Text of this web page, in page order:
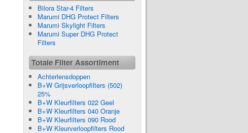
Bilora Star-4 Filters
Marumi DHG Protect Filters
Marumi Skylight Filters
Marumi Super DHG Protect
Filters
Totale Filter Assortiment
Achterlensdoppen
B+W Grijsverloopfilters (502)
25%
B+W Kleurfilters 022 Geel
B+W Kleurfilters 040 Oranje
B+W Kleurfilters 090 Rood
B+W Kleurverloopfilters Rood